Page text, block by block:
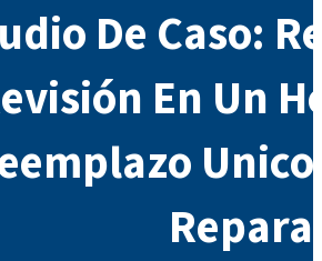
De Caso:
En Un